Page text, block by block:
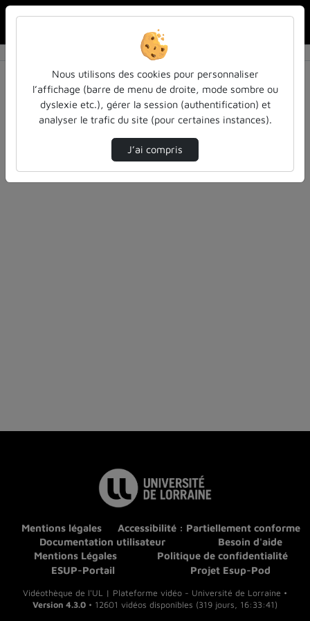
0 vidéo trouvée
Audio Vidéo Statistiques de vues
Direction de tri
Désolé, aucune vidéo trouvée.
Mentions légales
Accessibilité : Partiellement conforme
Documentation utilisateur
Besoin d'aide
Mentions Légales
Politique de confidentialité
ESUP-Portail
Projet Esup-Pod
Vidéothèque de l'UL | Plateforme vidéo - Université de Lorraine •
Version 4.3.0 • 12601 vidéos disponibles (319 jours, 16:33:41)
Nous utilisons des cookies pour personnaliser
l’affichage (barre de menu de droite, mode sombre ou
dyslexie etc.), gérer la session (authentification) et
analyser le trafic du site (pour certaines instances).
J’ai compris